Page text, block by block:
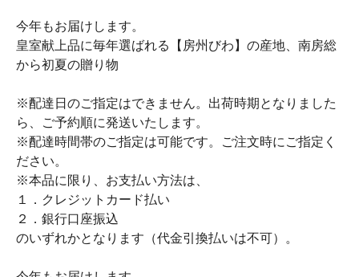
今年もお届けします。
皇室献上品に毎年選ばれる【房州びわ】の産地、南房総
から初夏の贈り物
※配達日のご指定はできません。出荷時期となりました
ら、ご予約順に発送いたします。
※配達時間帯のご指定は可能です。ご注文時にご指定く
ださい。
※本品に限り、お支払い方法は、
１．クレジットカード払い
２．銀行口座振込
のいずれかとなります（代金引換払いは不可）。